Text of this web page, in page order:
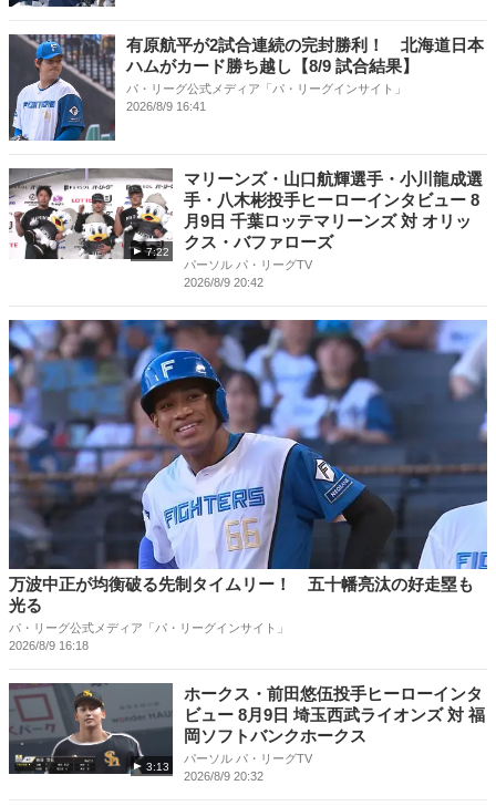
有原航平が2試合連続の完封勝利！ 北海道日本
ハムがカード勝ち越し【8/9 試合結果】
パ・リーグ公式メディア「パ・リーグインサイト」
2026/8/9 16:41
7:22
マリーンズ・山口航輝選手・小川龍成選
手・八木彬投手ヒーローインタビュー 8
月9日 千葉ロッテマリーンズ 対 オリッ
クス・バファローズ
パーソル パ・リーグTV
2026/8/9 20:42
万波中正が均衡破る先制タイムリー！ 五十幡亮汰の好走塁も
光る
パ・リーグ公式メディア「パ・リーグインサイト」
2026/8/9 16:18
3:13
ホークス・前田悠伍投手ヒーローインタ
ビュー 8月9日 埼玉西武ライオンズ 対 福
岡ソフトバンクホークス
パーソル パ・リーグTV
2026/8/9 20:32